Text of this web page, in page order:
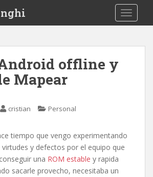
Android offline y
Mapear
cristian Personal
tiempo que vengo experimentando
y defectos por el equipo que
una ROM estable y rapida
sacarle provecho, necesitaba un